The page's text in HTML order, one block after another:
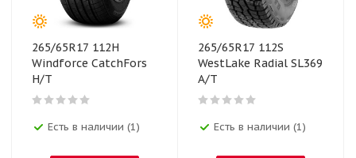
265/65R17 112H
Windforce CatchFors
H/T
Есть в наличии (1)
265/65R17 112S
WestLake Radial SL369
A/T
Есть в наличии (1)